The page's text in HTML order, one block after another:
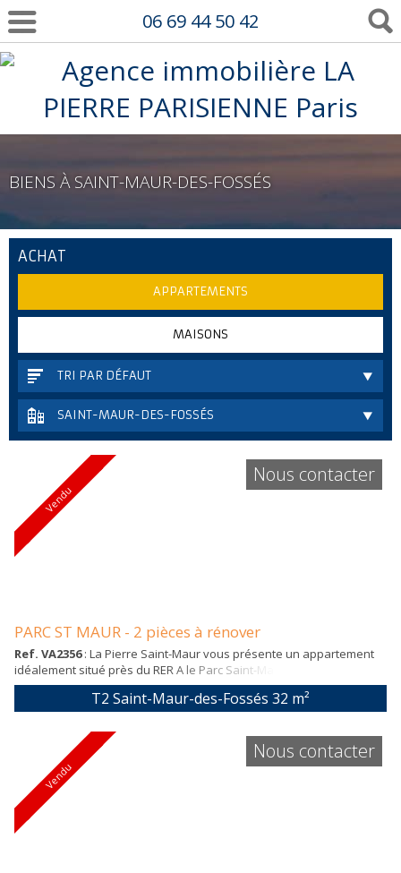
06 69 44 50 42
BIENS À SAINT-MAUR-DES-FOSSÉS
ACHAT
APPARTEMENTS
MAISONS
TRI PAR DÉFAUT
SAINT-MAUR-DES-FOSSÉS
Vendu
PARC ST MAUR - 2 pièces à rénover
Ref. VA2356: La Pierre Saint-Maur vous présente un appartement
idéalement situé près du RER A le Parc Saint-Maur (moins de 10min
à pieds) et proche de tous commerces.Appartement traversant,
entièrement à rénover. Gros travaux à prévoir. Petite copropriété,
Mandat numéro: 11
T2 Saint-Maur-des-Fossés 32 m²
Nous contacter
Vendu
Nous contacter